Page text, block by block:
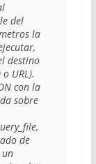
del
la
destino
URL).
con la
sobre
de